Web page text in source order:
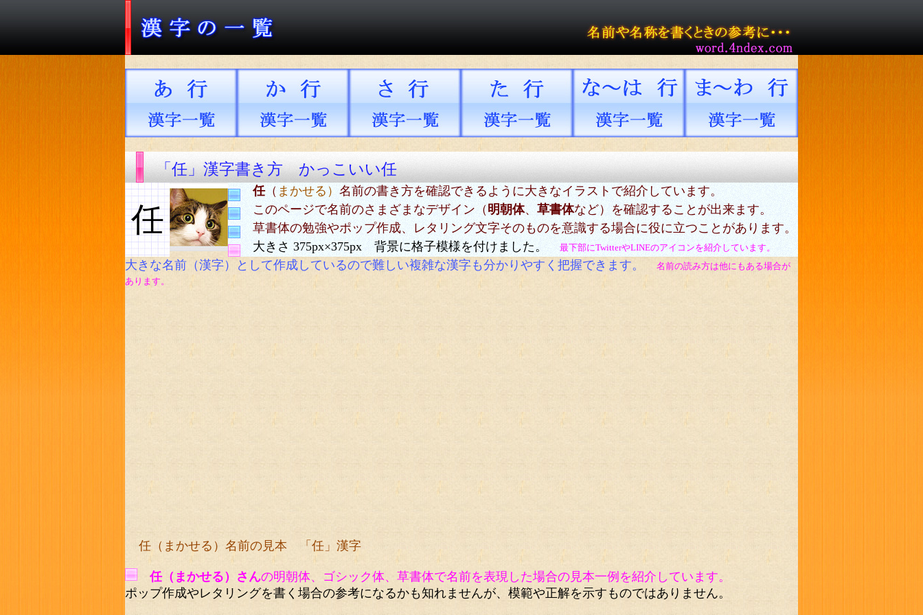
「任」漢字書き方 かっこいい任
任
任（ まかせる） 名前の書き方を確認できるように大きなイラストで紹介しています。
このページで名前のさまざまなデザイン（ 明朝体、 草書体など）を確認することが出来ます。
草書体の勉強やポップ作成、レタリング文字そのものを意識する場合に役に立つことがあります。
大きさ 375px×375px 背景に格子模様を付けました。
最下部にTwitterやLINEのアイコンを紹介しています。
大きな名前（漢字）として作成しているので難しい複雑な漢字も分かりやすく把握できます。
名前の読み方は他にもある場合が
あります。
任（まかせる）名前の見本 「任」漢字
任（まかせる）さんの明朝体、ゴシック体、草書体で名前を表現した場合の見本一例を紹介しています。
ポップ作成やレタリングを書く場合の参考になるかも知れませんが、模範や正解を示すものではありません。